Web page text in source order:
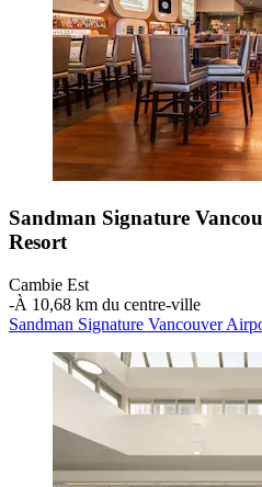
Sandman Signature
Resort
Cambie Est
‐À 10,68 km du centre-ville
Sandman Signature Vancouver